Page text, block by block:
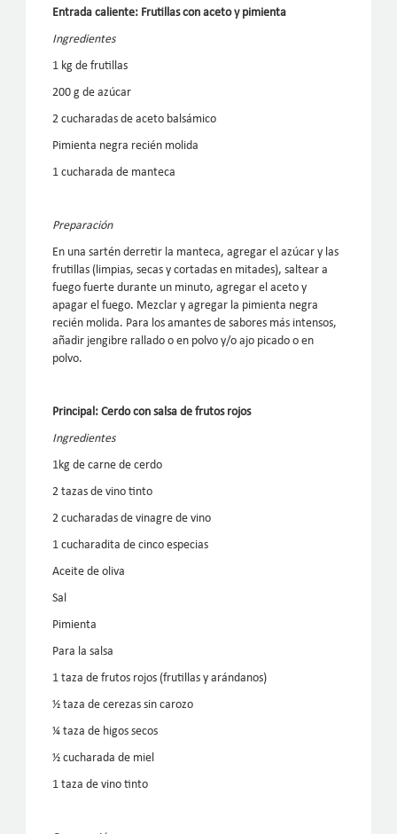
Entrada caliente: Frutillas con aceto y pimienta
Ingredientes
1 kg de frutillas
200 g de azúcar
2 cucharadas de aceto balsámico
Pimienta negra recién molida
1 cucharada de manteca
Preparación
En una sartén derretir la manteca, agregar el azúcar y las
frutillas (limpias, secas y cortadas en mitades), saltear a
fuego fuerte durante un minuto, agregar el aceto y
apagar el fuego. Mezclar y agregar la pimienta negra
recién molida. Para los amantes de sabores más intensos,
añadir jengibre rallado o en polvo y/o ajo picado o en
polvo.
Principal: Cerdo con salsa de frutos rojos
Ingredientes
1kg de carne de cerdo
2 tazas de vino tinto
2 cucharadas de vinagre de vino
1 cucharadita de cinco especias
Aceite de oliva
Sal
Pimienta
Para la salsa
1 taza de frutos rojos (frutillas y arándanos)
½ taza de cerezas sin carozo
¼ taza de higos secos
½ cucharada de miel
1 taza de vino tinto